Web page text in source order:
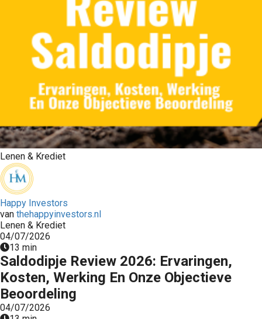
Lenen & Krediet
Happy Investors
van thehappyinvestors.nl
Lenen & Krediet
04/07/2026
13 min
Saldodipje Review 2026: Ervaringen,
Kosten, Werking En Onze Objectieve
Beoordeling
04/07/2026